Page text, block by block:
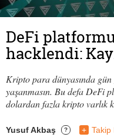
DeFi
hacklendi:
Kripto para dünyasında
yaşanmasın. Bu defa DeFi
dolardan fazla kripto varlık
Yusuf Akbaş ? + Takip